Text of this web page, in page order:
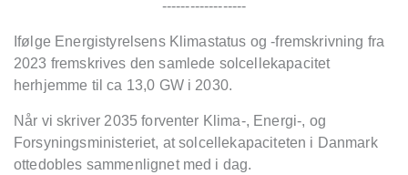
------------------
Ifølge Energistyrelsens Klimastatus og -fremskrivning fra
2023 fremskrives den samlede solcellekapacitet
herhjemme til ca 13,0 GW i 2030.
Når vi skriver 2035 forventer Klima-, Energi-, og
Forsyningsministeriet, at solcellekapaciteten i Danmark
ottedobles sammenlignet med i dag.